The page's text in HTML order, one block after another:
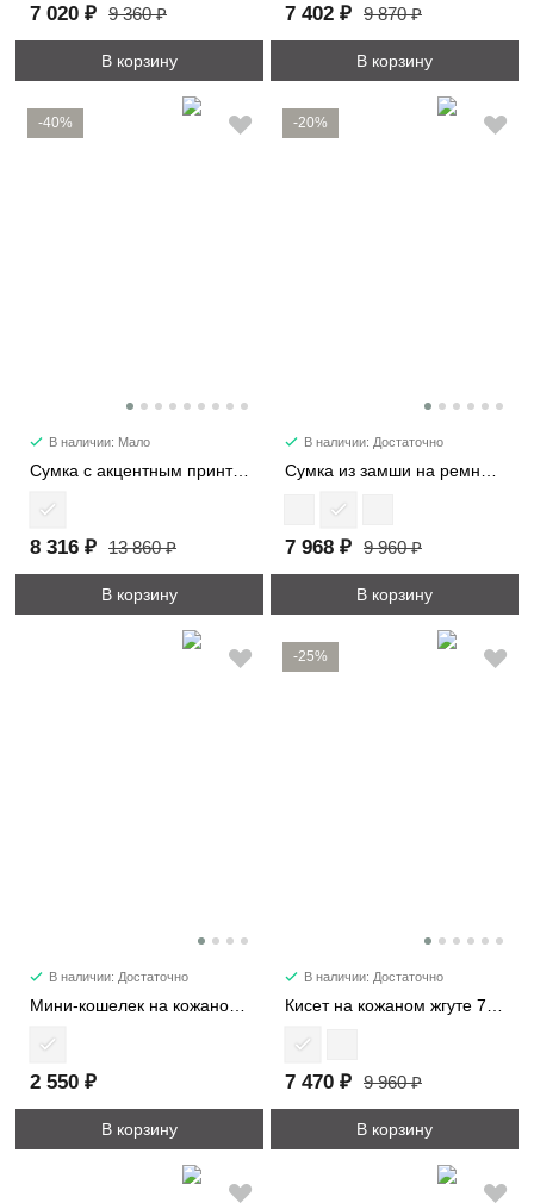
7 020 ₽ 9 360 ₽
В корзину
7 402 ₽ 9 870 ₽
В корзину
-40%
В наличии: Мало
Сумка с акцентным принтом 2053
8 316 ₽ 13 860 ₽
В корзину
-20%
В наличии: Достаточно
Сумка из замши на ремне 7361
7 968 ₽ 9 960 ₽
В корзину
В наличии: Достаточно
2 550 ₽
В корзину
-25%
В наличии: Достаточно
7 470 ₽ 9 960 ₽
В корзину